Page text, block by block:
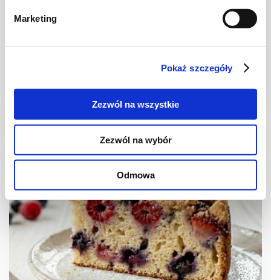
Marketing
Pokaż szczegóły
Zezwól na wszystkie
Zezwól na wybór
Odmowa
CIASTA I TORTY
frużeliną
4954 kcal